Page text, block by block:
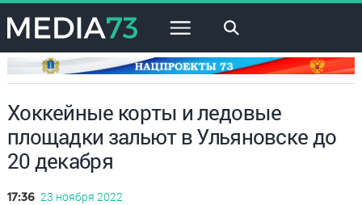
×
Хоккейные корты и ледовые
площадки зальют в Ульяновске до
20 декабря
17:36 23 ноября 2022